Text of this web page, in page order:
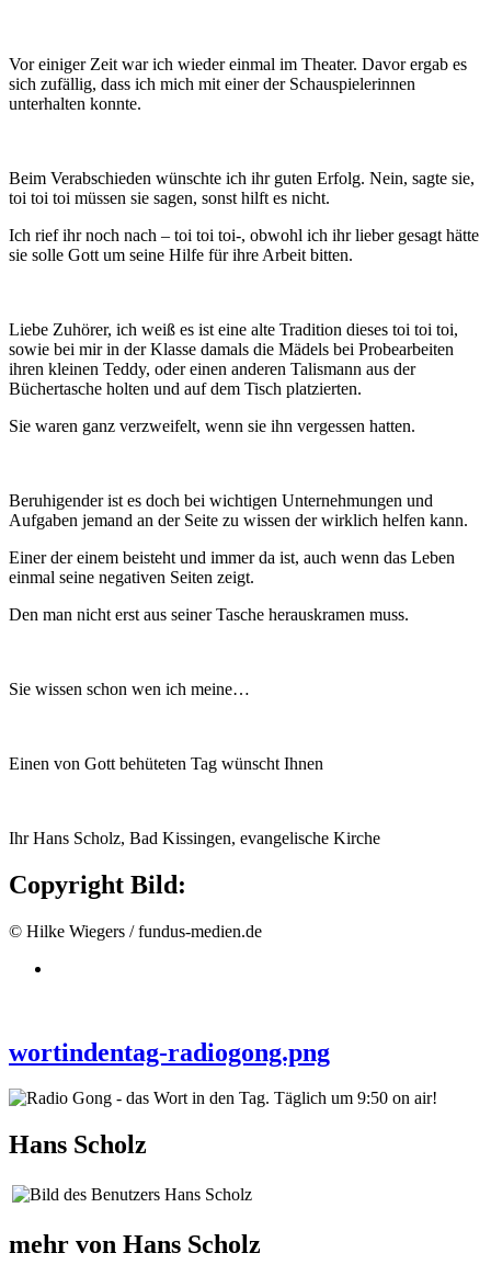
Vor einiger Zeit war ich wieder einmal im Theater. Davor ergab es
sich zufällig, dass ich mich mit einer der Schauspielerinnen
unterhalten konnte.
Beim Verabschieden wünschte ich ihr guten Erfolg. Nein, sagte sie,
toi toi toi müssen sie sagen, sonst hilft es nicht.
Ich rief ihr noch nach – toi toi toi-, obwohl ich ihr lieber gesagt hätte
sie solle Gott um seine Hilfe für ihre Arbeit bitten.
Liebe Zuhörer, ich weiß es ist eine alte Tradition dieses toi toi toi,
sowie bei mir in der Klasse damals die Mädels bei Probearbeiten
ihren kleinen Teddy, oder einen anderen Talismann aus der
Büchertasche holten und auf dem Tisch platzierten.
Sie waren ganz verzweifelt, wenn sie ihn vergessen hatten.
Beruhigender ist es doch bei wichtigen Unternehmungen und
Aufgaben jemand an der Seite zu wissen der wirklich helfen kann.
Einer der einem beisteht und immer da ist, auch wenn das Leben
einmal seine negativen Seiten zeigt.
Den man nicht erst aus seiner Tasche herauskramen muss.
Sie wissen schon wen ich meine…
Einen von Gott behüteten Tag wünscht Ihnen
Ihr Hans Scholz, Bad Kissingen, evangelische Kirche
Copyright Bild:
© Hilke Wiegers / fundus-medien.de
wortindentag-radiogong.png
Hans Scholz
mehr von Hans Scholz